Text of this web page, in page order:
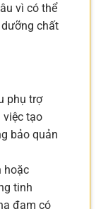
vì có thể
chất
phụ trợ
việc tạo
bảo quản
hoặc
tinh
đam có